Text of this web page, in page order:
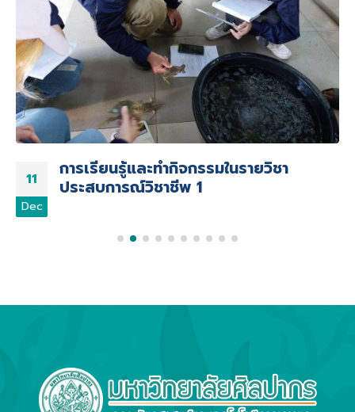
11
Dec
การเรียนรู้และทำกิจกรรมในรายวิชา
ประสบการณ์วิชาชีพ 1